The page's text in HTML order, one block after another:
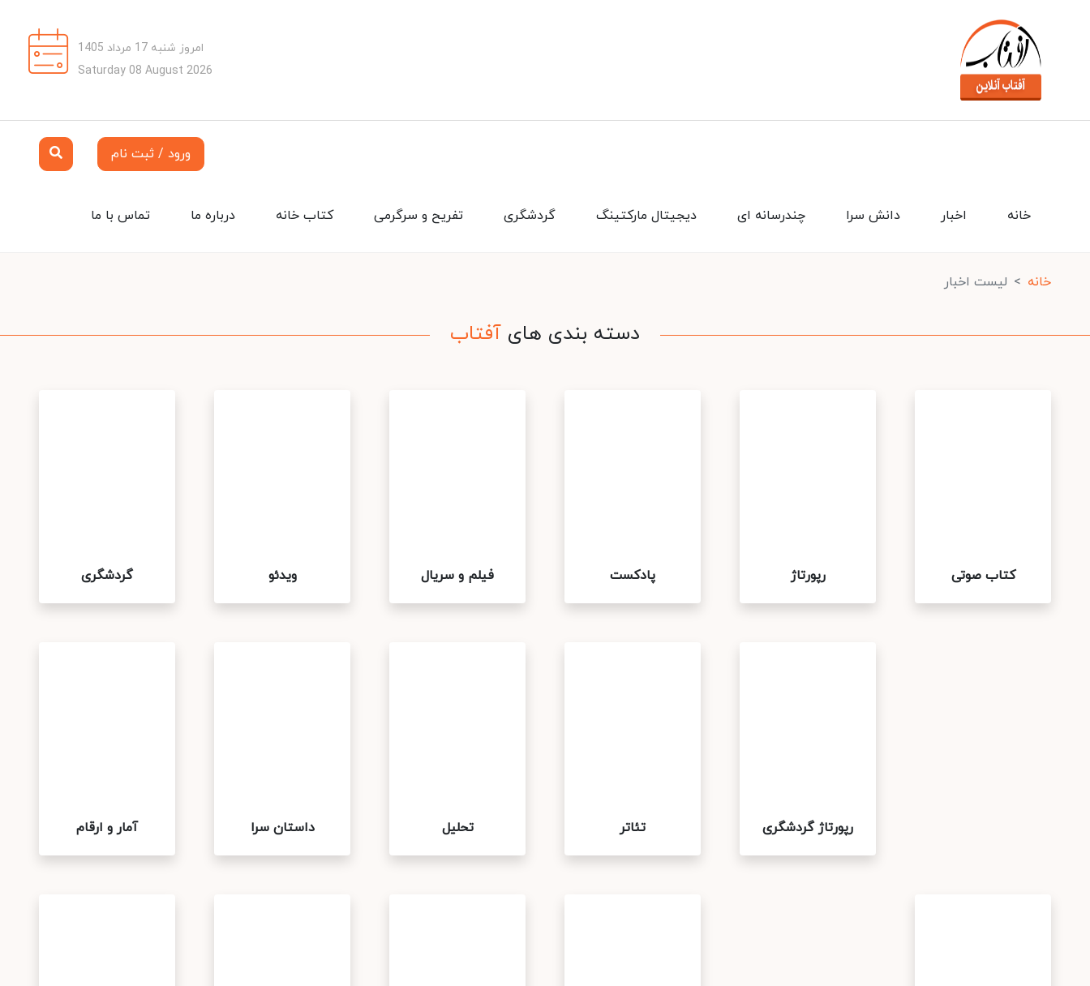
امروز شنبه 17 مرداد 1405
Saturday 08 August 2026
ورود / ثبت نام
تماس با ما درباره ما کتاب خانه تفریح و سرگرمی گردشگری دیجیتال مارکتینگ چندرسانه ای دانش سرا اخبار خانه
خانه لیست اخبار
دسته بندی های آفتاب
کتاب صوتی رپورتاژ پادکست فیلم و سریال ویدئو گردشگری
رپورتاژ گردشگری تئاتر تحلیل داستان سرا آمار و ارقام